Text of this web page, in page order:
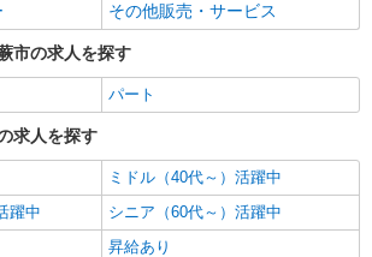
その他販売・サービス
市の求人を探す
パート
求人を探す
ミドル（40代～）活躍中
躍中
シニア（60代～）活躍中
昇給あり